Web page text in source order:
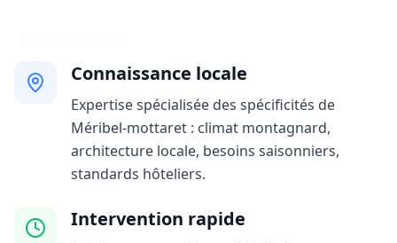
Connaissance locale
Expertise spécialisée des spécificités de
Méribel-mottaret : climat montagnard,
architecture locale, besoins saisonniers,
standards hôteliers.
Intervention rapide